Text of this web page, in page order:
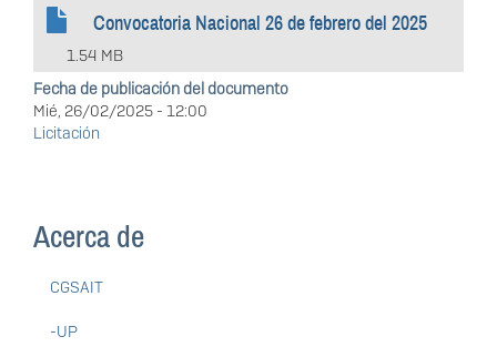
Convocatoria Nacional 26 de febrero del 2025
1.54 MB
Fecha de publicación del documento
Mié, 26/02/2025 - 12:00
Licitación
Acerca de
CGSAIT
-UP